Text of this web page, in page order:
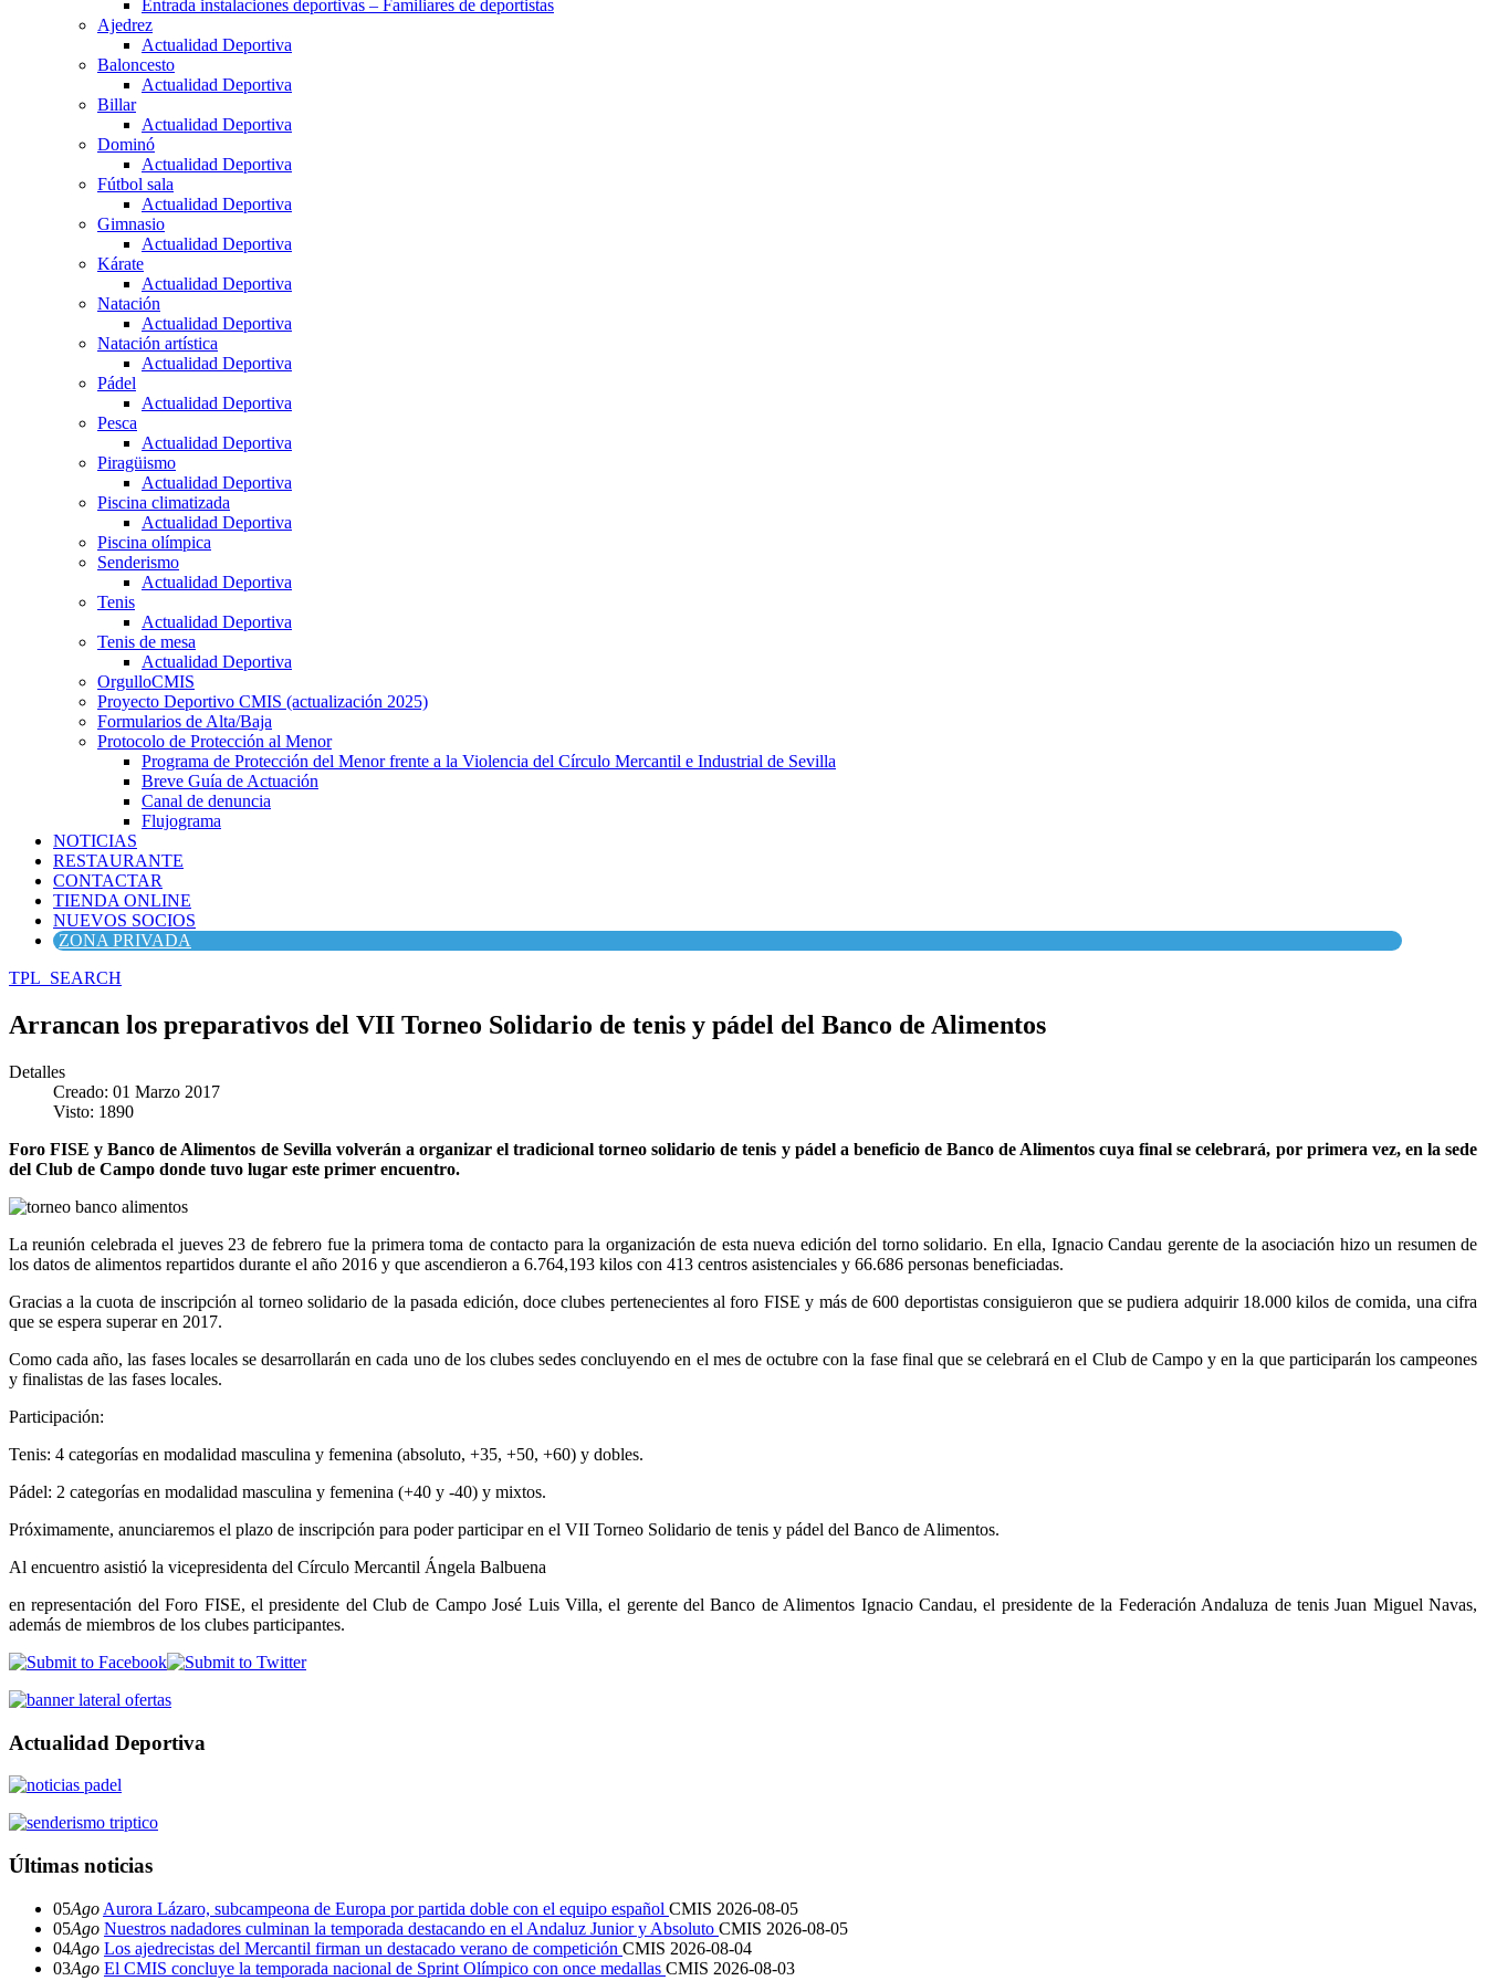
Entrada instalaciones deportivas – Familiares de deportistas
Ajedrez
Actualidad Deportiva
Baloncesto
Actualidad Deportiva
Billar
Actualidad Deportiva
Dominó
Actualidad Deportiva
Fútbol sala
Actualidad Deportiva
Gimnasio
Actualidad Deportiva
Kárate
Actualidad Deportiva
Natación
Actualidad Deportiva
Natación artística
Actualidad Deportiva
Pádel
Actualidad Deportiva
Pesca
Actualidad Deportiva
Piragüismo
Actualidad Deportiva
Piscina climatizada
Actualidad Deportiva
Piscina olímpica
Senderismo
Actualidad Deportiva
Tenis
Actualidad Deportiva
Tenis de mesa
Actualidad Deportiva
OrgulloCMIS
Proyecto Deportivo CMIS (actualización 2025)
Formularios de Alta/Baja
Protocolo de Protección al Menor
Programa de Protección del Menor frente a la Violencia del Círculo Mercantil e Industrial de Sevilla
Breve Guía de Actuación
Canal de denuncia
Flujograma
NOTICIAS
RESTAURANTE
CONTACTAR
TIENDA ONLINE
NUEVOS SOCIOS
ZONA PRIVADA
TPL_SEARCH
Arrancan los preparativos del VII Torneo Solidario de tenis y pádel del Banco de Alimentos
Detalles
Creado: 01 Marzo 2017
Visto: 1890
Foro FISE y Banco de Alimentos de Sevilla volverán a organizar el tradicional torneo solidario de tenis y pádel a beneficio de Banco de Alimentos cuya final se celebrará, por primera vez, en la sede
del Club de Campo donde tuvo lugar este primer encuentro.
La reunión celebrada el jueves 23 de febrero fue la primera toma de contacto para la organización de esta nueva edición del torno solidario. En ella, Ignacio Candau gerente de la asociación hizo un resumen de
los datos de alimentos repartidos durante el año 2016 y que ascendieron a 6.764,193 kilos con 413 centros asistenciales y 66.686 personas beneficiadas.
Gracias a la cuota de inscripción al torneo solidario de la pasada edición, doce clubes pertenecientes al foro FISE y más de 600 deportistas consiguieron que se pudiera adquirir 18.000 kilos de comida, una cifra
que se espera superar en 2017.
Como cada año, las fases locales se desarrollarán en cada uno de los clubes sedes concluyendo en el mes de octubre con la fase final que se celebrará en el Club de Campo y en la que participarán los campeones
y finalistas de las fases locales.
Participación:
Tenis: 4 categorías en modalidad masculina y femenina (absoluto, +35, +50, +60) y dobles.
Pádel: 2 categorías en modalidad masculina y femenina (+40 y -40) y mixtos.
Próximamente, anunciaremos el plazo de inscripción para poder participar en el VII Torneo Solidario de tenis y pádel del Banco de Alimentos.
Al encuentro asistió la vicepresidenta del Círculo Mercantil Ángela Balbuena
en representación del Foro FISE, el presidente del Club de Campo José Luis Villa, el gerente del Banco de Alimentos Ignacio Candau, el presidente de la Federación Andaluza de tenis Juan Miguel Navas,
además de miembros de los clubes participantes.
Actualidad Deportiva
Últimas noticias
05Ago Aurora Lázaro, subcampeona de Europa por partida doble con el equipo español CMIS 2026-08-05
05Ago Nuestros nadadores culminan la temporada destacando en el Andaluz Junior y Absoluto CMIS 2026-08-05
04Ago Los ajedrecistas del Mercantil firman un destacado verano de competición CMIS 2026-08-04
03Ago El CMIS concluye la temporada nacional de Sprint Olímpico con once medallas CMIS 2026-08-03